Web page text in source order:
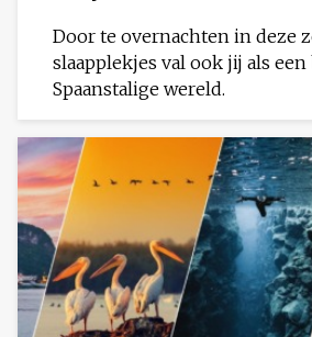
Door te overnachten in deze
slaapplekjes val ook jij als
Spaanstalige wereld.